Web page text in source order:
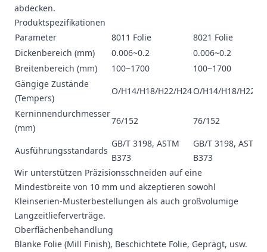
abdecken.
Produktspezifikationen
Parameter
8011 Folie
8021 Folie
Dickenbereich (mm)
0.006~0.2
0.006~0.2
Breitenbereich (mm)
100~1700
100~1700
Gängige Zustände
(Tempers)
O/H14/H18/H22/H24O/H14/H18/H22/
Kerninnendurchmesser
(mm)
76/152 76/152
Ausführungsstandards
GB/T 3198, ASTM
B373
GB/T 3198, ASTM
B373
Wir unterstützen Präzisionsschneiden auf eine
Mindestbreite von 10 mm und akzeptieren sowohl
Kleinserien-Musterbestellungen als auch großvolumige
Langzeitlieferverträge.
Oberflächenbehandlung
Blanke Folie (Mill Finish), Beschichtete Folie, Geprägt, usw.